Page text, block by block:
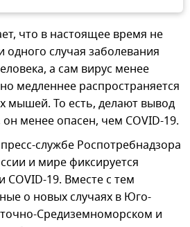
что в настоящее время не
одного случая заболевания
а сам вирус менее
медленнее распространяется
мышей. То есть, делают вывод
менее опасен, чем COVID-19.
службе Роспотребнадзора
и мире фиксируется
COVID-19. Вместе с тем
о новых случаях в Юго-
Средиземноморском и